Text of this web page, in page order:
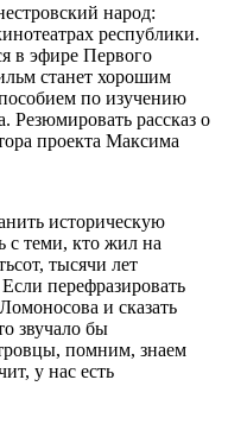
народ:
республики.
в эфире Первого
станет хорошим
по изучению
Резюмировать рассказ о
проекта Максима
историческую
с теми, кто жил на
тысячи лет
перефразировать
и сказать
звучало бы
помним, знаем
у нас есть